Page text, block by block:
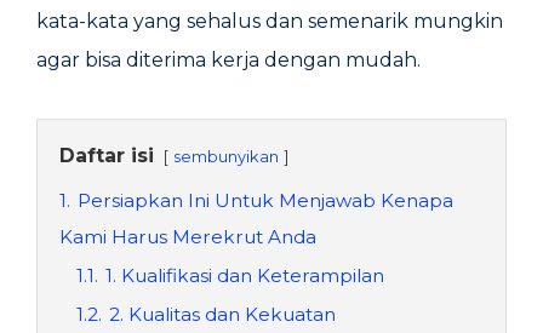
kata-kata yang sehalus dan semenarik mungkin
agar bisa diterima kerja dengan mudah.
Daftar isi sembunyikan
1. Persiapkan Ini Untuk Menjawab Kenapa
Kami Harus Merekrut Anda
1.1. 1. Kualifikasi dan Keterampilan
1.2. 2. Kualitas dan Kekuatan